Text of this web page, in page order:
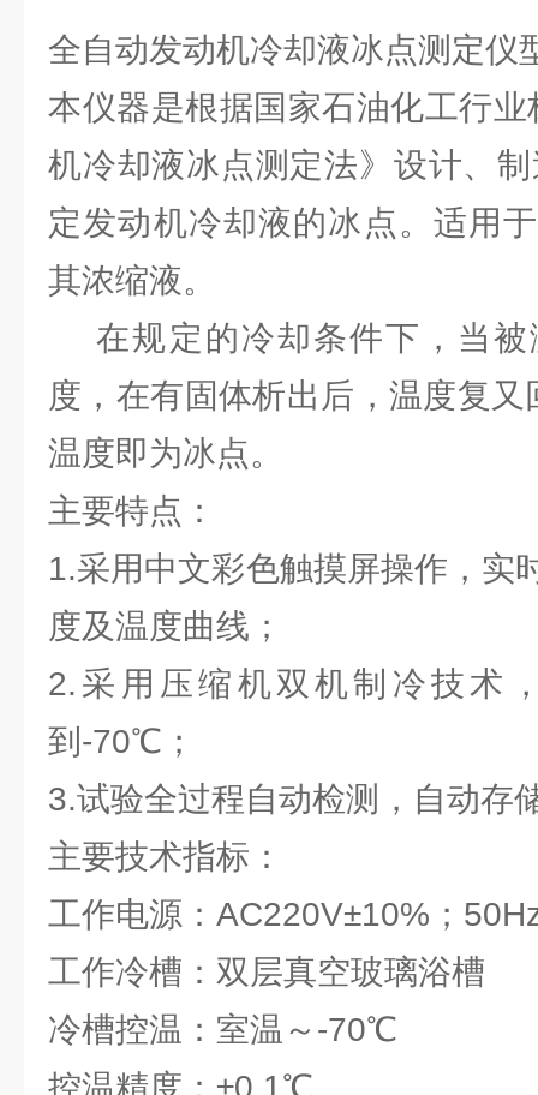
全自动发动机冷却液冰点测定仪
本仪器是根据国家石油化工行
机冷却液冰点测定法》设计、
定发动机冷却液的冰点。适用
其浓缩液。
在规定的冷却条件下，当被
度，在有固体析出后，温度复
温度即为冰点。
主要特点：
1.采用中文彩色触摸屏操作，实
度及温度曲线；
2.采用压缩机双机制冷技术
到-70℃；
3.试验全过程自动检测，自动存
主要技术指标：
工作电源：AC220V±10%；
工作冷槽：双层真空玻璃浴槽
冷槽控温：室温～-70℃
控温精度：±0.1℃